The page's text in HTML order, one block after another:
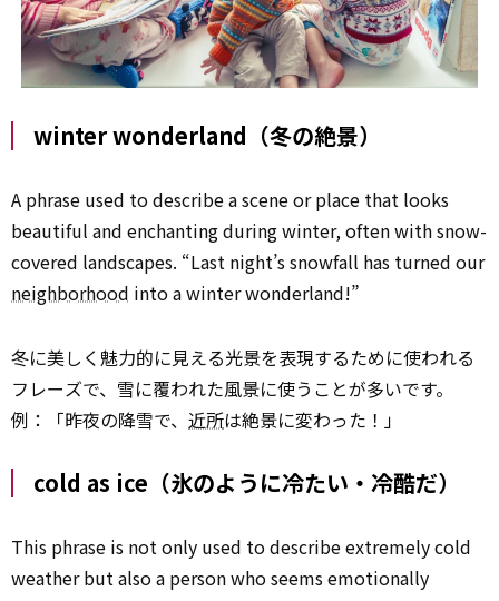
winter wonderland（冬の絶景）
A phrase used to describe a scene or place that looks
beautiful and enchanting during winter, often with snow-
covered landscapes. “Last night’s snowfall has turned our
neighborhood into a winter wonderland!”
冬に美しく魅力的に見える光景を表現するために使われる
フレーズで、雪に覆われた風景に使うことが多いです。
例：「昨夜の降雪で、 近所は絶景に変わった！」
cold as ice（氷のように冷たい・冷酷だ）
This phrase is not only used to describe extremely cold
weather but also a person who seems emotionally